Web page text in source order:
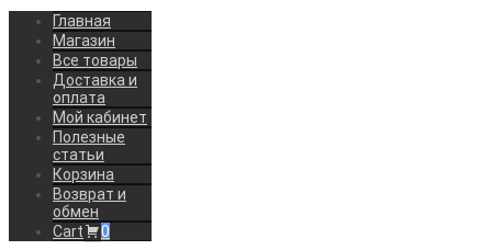
Главная
Магазин
Все товары
Доставка и
оплата
Мой кабинет
Полезные
статьи
Корзина
Возврат и
обмен
Cart
0